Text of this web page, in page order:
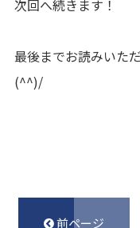
次回へ続きます！
最後までお読みいた
(^^)/
前ページ